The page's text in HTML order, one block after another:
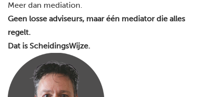
Meer dan mediation.
Geen losse adviseurs, maar één mediator die alles
regelt.
Dat is ScheidingsWijze.